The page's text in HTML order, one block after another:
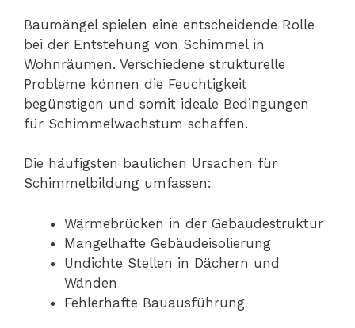
Baumängel spielen eine entscheidende Rolle
bei der Entstehung von Schimmel in
Wohnräumen. Verschiedene strukturelle
Probleme können die Feuchtigkeit
begünstigen und somit ideale Bedingungen
für Schimmelwachstum schaffen.
Die häufigsten baulichen Ursachen für
Schimmelbildung umfassen:
Wärmebrücken in der Gebäudestruktur
Mangelhafte Gebäudeisolierung
Undichte Stellen in Dächern und
Wänden
Fehlerhafte Bauausführung